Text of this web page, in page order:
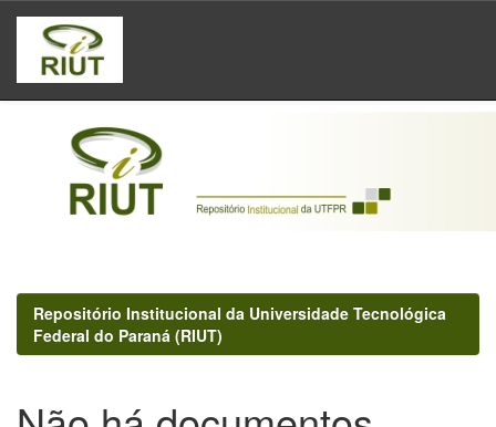
Skip
navigation
Repositório Institucional da Universidade Tecnológica
Federal do Paraná (RIUT)